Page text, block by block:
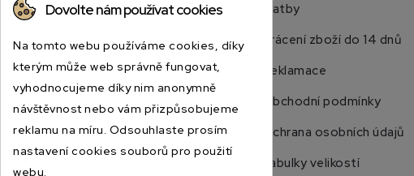
jbsport@jbsport.cz
739 428 367
platby
Vrácení zboží do 14 dnů
Reklamace
Obchodní podmínky
Ochrana osobních údajů
Tabulky velikostí
Dovolte nám používat cookies
Na tomto webu používáme cookies, díky
kterým může web správně fungovat,
vyhodnocujeme díky nim anonymně
návštěvnost nebo vám přizpůsobujeme
reklamu na míru. Odsouhlaste prosím
nastavení cookies souborů pro použití
webu.